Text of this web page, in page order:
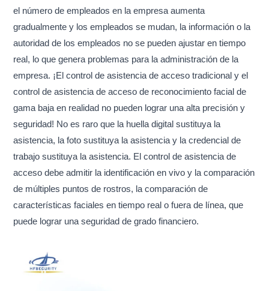
el número de empleados en la empresa aumenta
gradualmente y los empleados se mudan, la información o la
autoridad de los empleados no se pueden ajustar en tiempo
real, lo que genera problemas para la administración de la
empresa. ¡El control de asistencia de acceso tradicional y el
control de asistencia de acceso de reconocimiento facial de
gama baja en realidad no pueden lograr una alta precisión y
seguridad! No es raro que la huella digital sustituya la
asistencia, la foto sustituya la asistencia y la credencial de
trabajo sustituya la asistencia. El control de asistencia de
acceso debe admitir la identificación en vivo y la comparación
de múltiples puntos de rostros, la comparación de
características faciales en tiempo real o fuera de línea, que
puede lograr una seguridad de grado financiero.